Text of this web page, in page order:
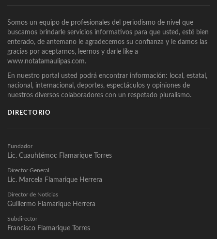
Somos un equipo de profesionales del periodismo de nivel que
buscamos brindarle servicios informativos para que usted, esté bien
enterado, de antemano le agradecemos su confianza y le damos las
gracias por aceptarnos, leernos y darle like a
www.notatamaulipas.com.
En nuestro portal usted podrá encontrar información: local, estatal,
nacional, internacional, deportes, espectáculos y opiniones de
nuestros diversos colaboradores con un respetado pluralismo.
DIRECTORIO
Fundador
Lic. Cuauhtémoc Flamarique Torres
Director General
Lic. Marcela Flamarique Herrera
Director de Noticias
Guillermo Flamarique Herrera
Subdirector
Francisco Flamarique Torres